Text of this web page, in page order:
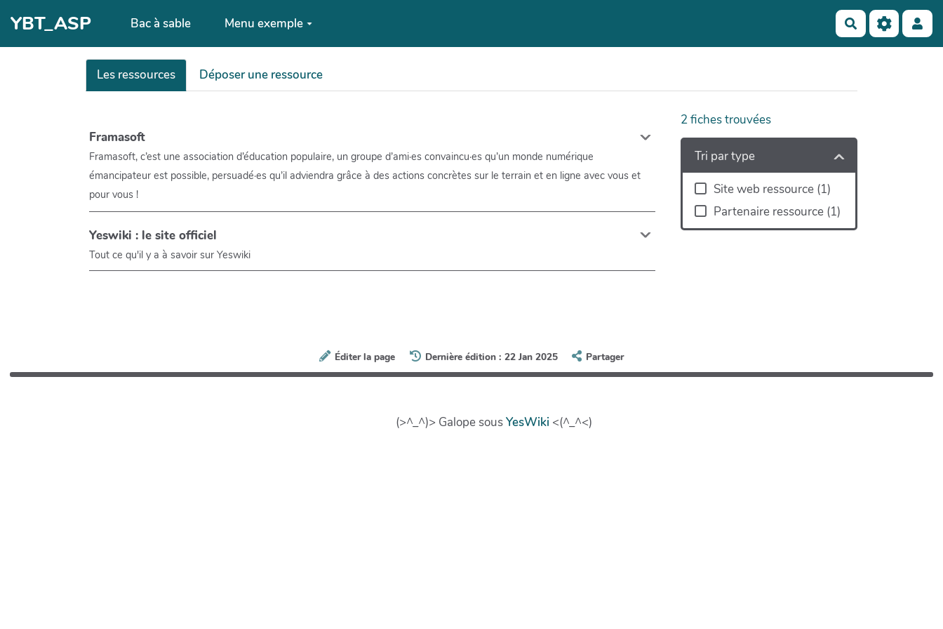
Aller au contenu principal
YBT_ASP Bac à sable Menu exemple Rechercher
Les ressources Déposer une ressource
2fiches trouvées
Tri par type
Site web ressource (1)
Partenaire ressource (1)
Framasoft
Framasoft, c’est une association d’éducation populaire, un groupe d’ami·es convaincu·es qu’un monde numérique
émancipateur est possible, persuadé·es qu’il adviendra grâce à des actions concrètes sur le terrain et en ligne avec vous et
pour vous !
Yeswiki : le site officiel
Tout ce qu'il y a à savoir sur Yeswiki
Éditer la page Dernière édition : 22 Jan 2025 Partager
(>^_^)> Galope sousYesWiki <(^_^<)